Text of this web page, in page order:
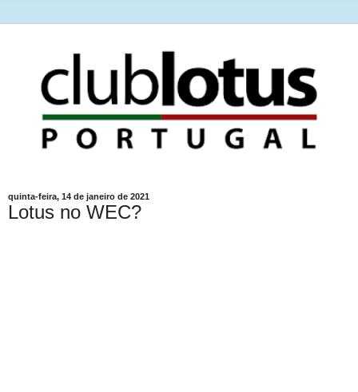
quinta-feira, 14 de janeiro de 2021
Lotus no WEC?